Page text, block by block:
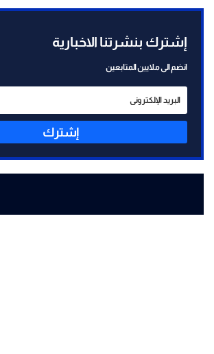
إشترك بنشرتنا الاخبارية
انضم الى ملايين المتابعين
إشترك